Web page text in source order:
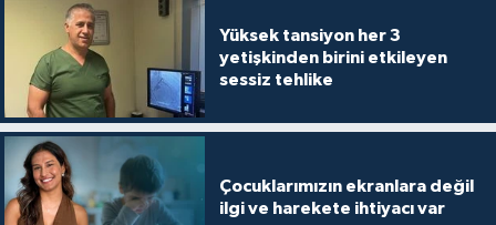
Yüksek tansiyon her 3
yetişkinden birini etkileyen
sessiz tehlike
Çocuklarımızın ekranlara değil
ilgi ve harekete ihtiyacı var